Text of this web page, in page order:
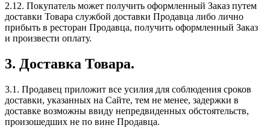
2.12. Покупатель может получить оформленный Заказ путем
доставки Товара службой доставки Продавца либо лично
прибыть в ресторан Продавца, получить оформленный Заказ
и произвести оплату.
3. Доставка Товара.
3.1. Продавец приложит все усилия для соблюдения сроков
доставки, указанных на Сайте, тем не менее, задержки в
доставке возможны ввиду непредвиденных обстоятельств,
произошедших не по вине Продавца.